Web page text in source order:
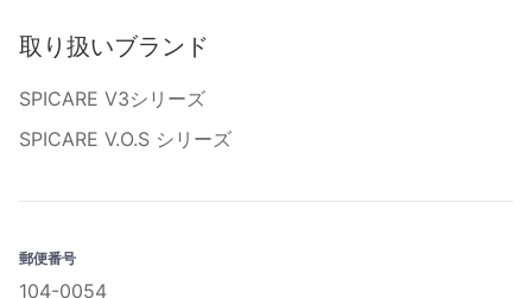
取り扱いブランド
SPICARE V3シリーズ
SPICARE V.O.S シリーズ
郵便番号
104-0054